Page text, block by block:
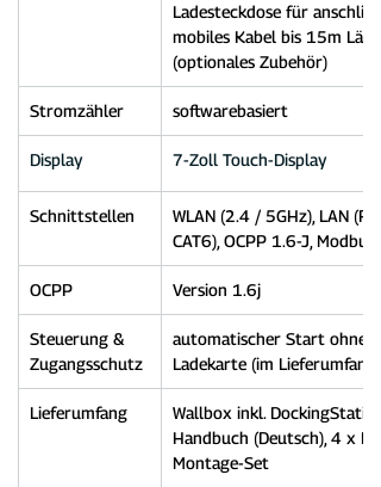
Ladesteckdose für
mobiles Kabel bis 15m
(optionales Zubehör)
Stromzähler softwarebasiert
Display 7-Zoll Touch-Display
Schnittstellen
WLAN (2.4 / 5GHz), LAN
CAT6), OCPP 1.6-J, Modbus
OCPP Version 1.6j
Steuerung &
Zugangsschutz
automatischer Start ohne
Ladekarte (im Lieferumfang
Lieferumfang
Wallbox inkl. DockingStation,
Handbuch (Deutsch), 4 x
Montage-Set